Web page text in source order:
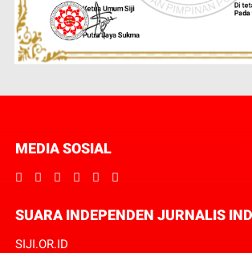
MEDIA SOSIAL
SUARA INDEPENDEN JURNALIS
SIJI.OR.ID